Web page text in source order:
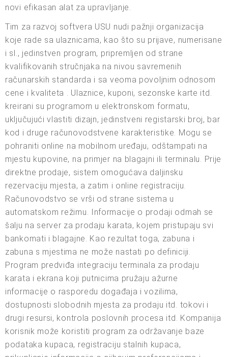
novi efikasan alat za upravljanje.
Tim za razvoj softvera USU nudi pažnji organizacija
koje rade sa ulaznicama, kao što su prijave, numerisane
i sl., jedinstven program, pripremljen od strane
kvalifikovanih stručnjaka na nivou savremenih
računarskih standarda i sa veoma povoljnim odnosom
cene i kvaliteta . Ulaznice, kuponi, sezonske karte itd.
kreirani su programom u elektronskom formatu,
uključujući vlastiti dizajn, jedinstveni registarski broj, bar
kod i druge računovodstvene karakteristike. Mogu se
pohraniti online na mobilnom uređaju, odštampati na
mjestu kupovine, na primjer na blagajni ili terminalu. Prije
direktne prodaje, sistem omogućava daljinsku
rezervaciju mjesta, a zatim i online registraciju.
Računovodstvo se vrši od strane sistema u
automatskom režimu. Informacije o prodaji odmah se
šalju na server za prodaju karata, kojem pristupaju svi
bankomati i blagajne. Kao rezultat toga, zabuna i
zabuna s mjestima ne može nastati po definiciji.
Program predviđa integraciju terminala za prodaju
karata i ekrana koji putnicima pružaju ažurne
informacije o rasporedu događaja i vozilima,
dostupnosti slobodnih mjesta za prodaju itd. tokovi i
drugi resursi, kontrola poslovnih procesa itd. Kompanija
korisnik može koristiti program za održavanje baze
podataka kupaca, registraciju stalnih kupaca,